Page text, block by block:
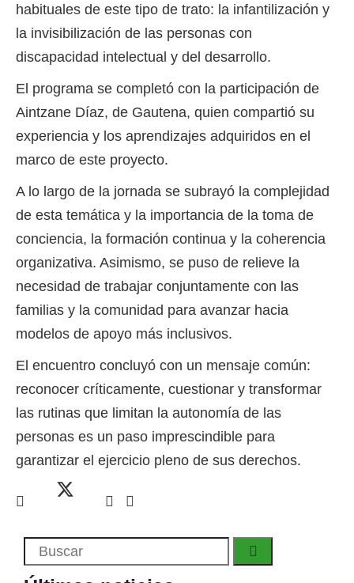
habituales de este tipo de trato: la infantilización y
la invisibilización de las personas con
discapacidad intelectual y del desarrollo.
El programa se completó con la participación de
Aintzane Díaz, de Gautena, quien compartió su
experiencia y los aprendizajes adquiridos en el
marco de este proyecto.
A lo largo de la jornada se subrayó la complejidad
de esta temática y la importancia de la toma de
conciencia, la formación continua y la coherencia
organizativa. Asimismo, se puso de relieve la
necesidad de trabajar conjuntamente con las
familias y la comunidad para avanzar hacia
modelos de apoyo más inclusivos.
El encuentro concluyó con un mensaje común:
reconocer críticamente, cuestionar y transformar
las rutinas que limitan la autonomía de las
personas es un paso imprescindible para
garantizar el ejercicio pleno de sus derechos.